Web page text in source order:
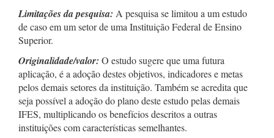
Limitações da pesquisa: A pesquisa se limitou a um estudo
de caso em um setor de uma Instituição Federal de Ensino
Superior.
Originalidade/valor: O estudo sugere que uma futura
aplicação, é a adoção destes objetivos, indicadores e metas
pelos demais setores da instituição. Também se acredita que
seja possível a adoção do plano deste estudo pelas demais
IFES, multiplicando os benefícios descritos a outras
instituições com características semelhantes.